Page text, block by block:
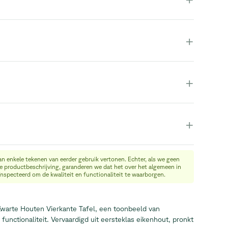
+
+
+
enkele tekenen van eerder gebruik vertonen. Echter, als we geen
productbeschrijving, garanderen we dat het over het algemeen in
om de kwaliteit en functionaliteit te waarborgen.
Houten Vierkante Tafel, een toonbeeld van
functionaliteit. Vervaardigd uit eersteklas eikenhout, pronkt